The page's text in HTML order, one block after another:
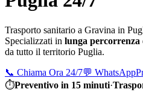
Trasporto sanitario a Gravina in
Specializzati in lunga percorrenza
da tutto il territorio Puglia.
📞 Chiama Ora 24/7💬 WhatsApp
⏱Preventivo in 15 minuti·